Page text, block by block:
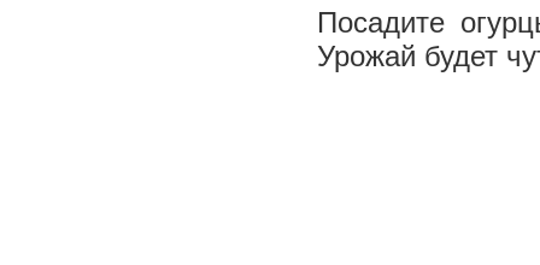
Посадите
Урожай будет